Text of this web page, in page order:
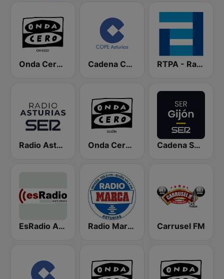
Onda Cero Oviedo Cadena COPE Asturias RTPA - RadioTelevisión del Principado de Asturias
Radio Asturias SER Onda Cero Gijón Cadena SER Gijón
EsRadio Asturias Radio Marca Asturias Carrusel FM